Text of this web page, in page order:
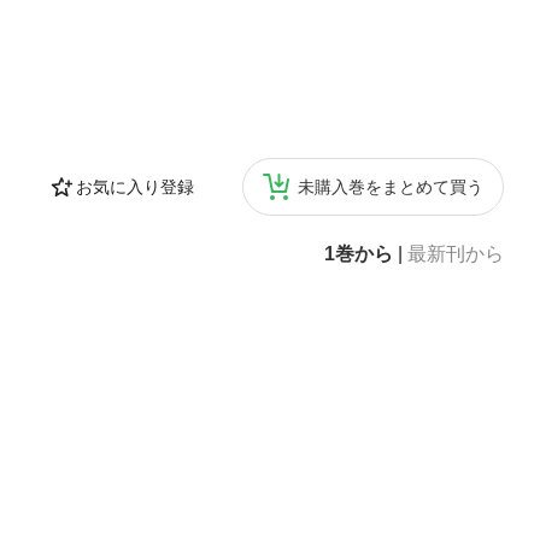
お気に入り登録 未購入巻をまとめて買う
1巻から 最新刊から